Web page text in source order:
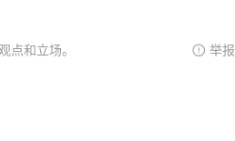
和立场。 举报